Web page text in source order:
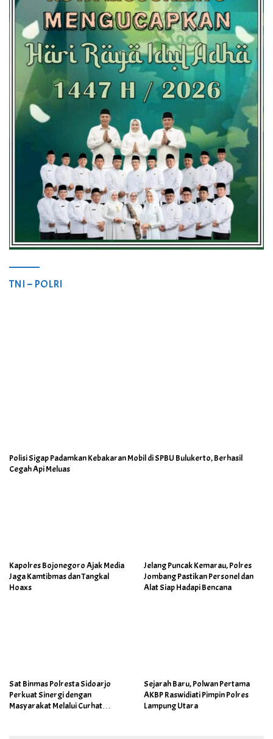
TNI – POLRI
Polisi Sigap Padamkan Kebakaran Mobil di SPBU Bulukerto, Berhasil
Cegah Api Meluas
Kapolres Bojonegoro Ajak Media
Jaga Kamtibmas dan Tangkal
Hoaxs
Jelang Puncak Kemarau, Polres
Jombang Pastikan Personel dan
Alat Siap Hadapi Bencana
Sat Binmas Polresta Sidoarjo
Perkuat Sinergi dengan
Masyarakat Melalui Curhat
Sejarah Baru, Polwan Pertama
AKBP Raswidiati Pimpin Polres
Lampung Utara